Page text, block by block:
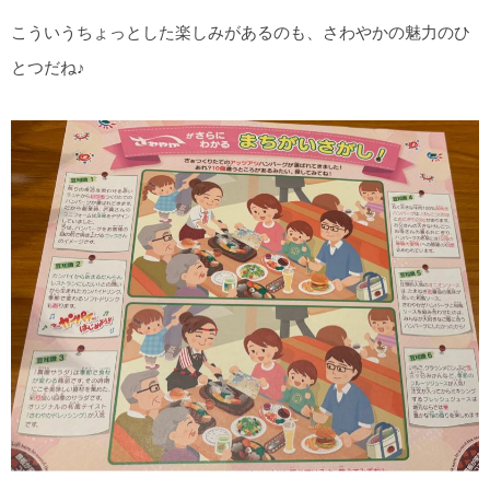
こういうちょっとした楽しみがあるのも、さわやかの魅力のひ
とつだね♪